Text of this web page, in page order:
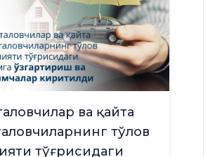
ва қайта
тўлов
тўғрисидаги